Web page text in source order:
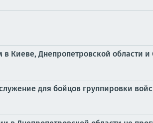
Киеве, Днепропетровской области и
для бойцов группировки